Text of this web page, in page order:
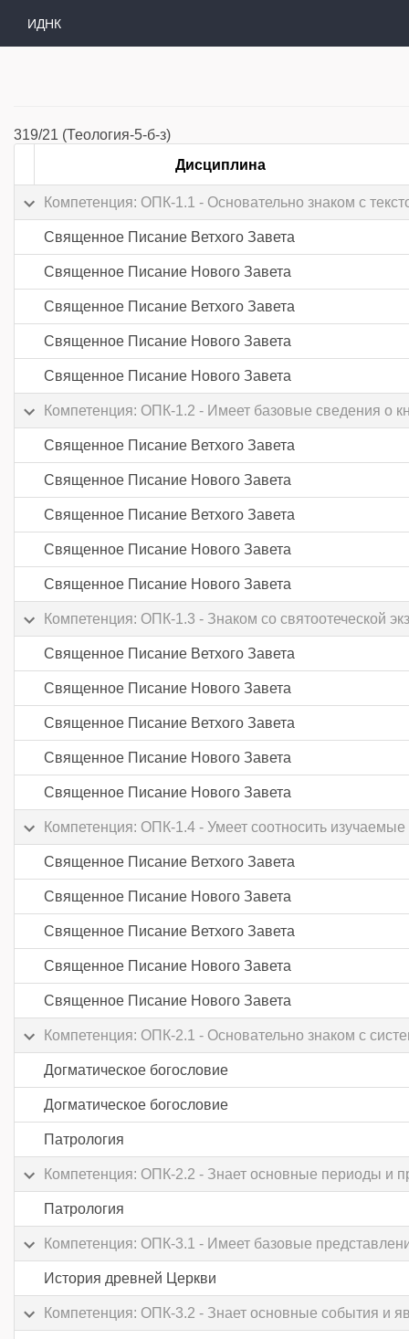
ИДНК
319/21 (Теология-5-б-з)
Дисциплина
Компетенция: ОПК-1.1 - Основательно знаком с
Священное Писание Ветхого Завета
Священное Писание Нового Завета
Священное Писание Ветхого Завета
Священное Писание Нового Завета
Священное Писание Нового Завета
Компетенция: ОПК-1.2 - Имеет базовые сведения о
Священное Писание Ветхого Завета
Священное Писание Нового Завета
Священное Писание Ветхого Завета
Священное Писание Нового Завета
Священное Писание Нового Завета
Компетенция: ОПК-1.3 - Знаком со святоотеческой
Священное Писание Ветхого Завета
Священное Писание Нового Завета
Священное Писание Ветхого Завета
Священное Писание Нового Завета
Священное Писание Нового Завета
Компетенция: ОПК-1.4 - Умеет соотносить
Священное Писание Ветхого Завета
Священное Писание Нового Завета
Священное Писание Ветхого Завета
Священное Писание Нового Завета
Священное Писание Нового Завета
Компетенция: ОПК-2.1 - Основательно знаком с
Догматическое богословие
Догматическое богословие
Патрология
Компетенция: ОПК-2.2 - Знает основные периоды и
Патрология
Компетенция: ОПК-3.1 - Имеет базовые
История древней Церкви
Компетенция: ОПК-3.2 - Знает основные события и